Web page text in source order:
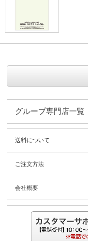
グループ専門店一覧
送料について
ご注文方法
会社概要